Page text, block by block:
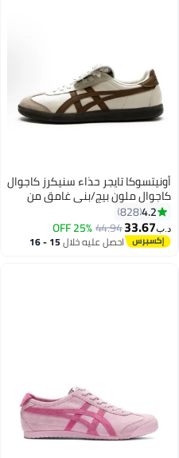
20
أونيتسوكا تايجر حذاء سنيكرز كاجوال
كاجوال ملون بيج/بني غامق من
توكوتين
4.2
828
د.ب‏33.67
44.94
25% OFF
احصل عليه خلال 15 - 16